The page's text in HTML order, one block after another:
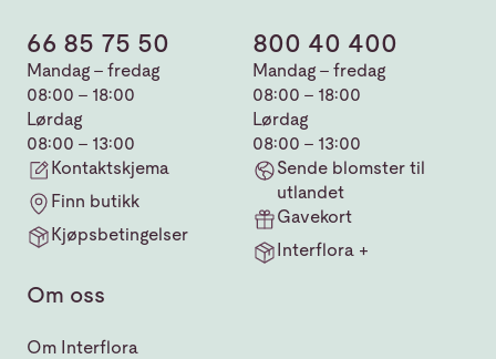
66 85 75 50
Mandag - fredag
08:00 - 18:00
Lørdag
08:00 - 13:00
Kontaktskjema
Finn butikk
Kjøpsbetingelser
800 40 400
Mandag - fredag
08:00 - 18:00
Lørdag
08:00 - 13:00
Sende blomster til
utlandet
Gavekort
Interflora +
Om oss
Om Interflora